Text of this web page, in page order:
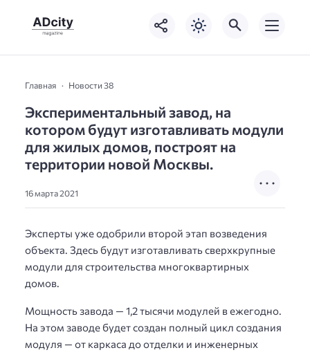
Главная Новости 38
Экспериментальный завод, на
котором будут изготавливать модули
для жилых домов, построят на
территории новой Москвы.
16 марта 2021
Эксперты уже одобрили второй этап возведения
объекта. Здесь будут изготавливать сверхкрупные
модули для строительства многоквартирных
домов.
Мощность завода — 1,2 тысячи модулей в ежегодно.
На этом заводе будет создан полный цикл создания
модуля — от каркаса до отделки и инженерных